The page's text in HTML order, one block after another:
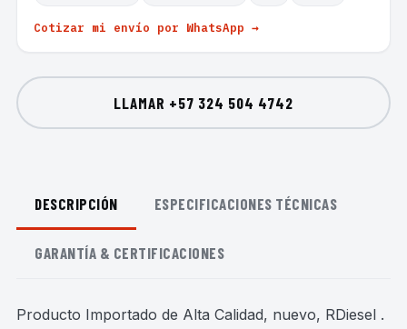
Cotizar mi envío por WhatsApp →
LLAMAR +57 324 504 4742
DESCRIPCIÓN ESPECIFICACIONES TÉCNICAS
GARANTÍA & CERTIFICACIONES
Producto Importado de Alta Calidad, nuevo, RDiesel .